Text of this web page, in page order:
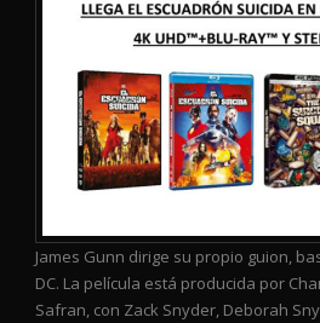
James Gunn dirige su propio guion,
DC. La película está producida por
Safran, con Zack Snyder, Deborah